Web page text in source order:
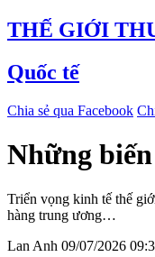
THẾ GIỚI
Quốc tế
Chia sẻ qua Facebook
Những
Triển vọng kinh tế thế
hàng trung ương…
Lan Anh 09/07/2026